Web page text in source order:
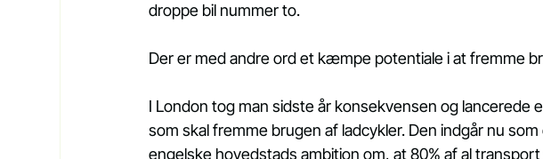
droppe bil nummer to.
Der er med andre ord et kæmpe potentiale i at fremme
I London tog man sidste år konsekvensen og lancerede
som skal fremme brugen af ladcykler. Den indgår nu
engelske hovedstads ambition om, at 80% af al